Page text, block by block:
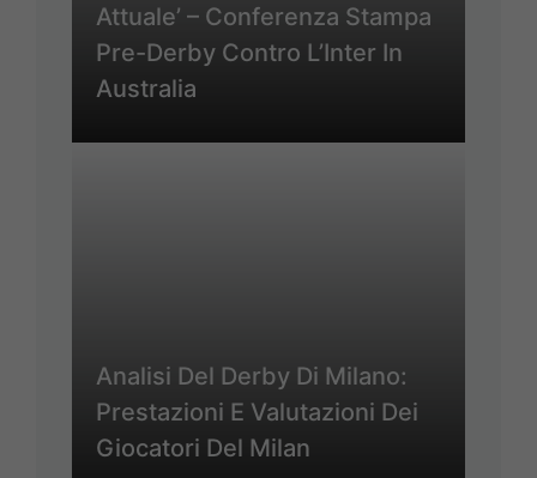
Attuale’ – Conferenza Stampa
Pre-Derby Contro L’Inter In
Australia
Analisi Del Derby Di Milano:
Prestazioni E Valutazioni Dei
Giocatori Del Milan